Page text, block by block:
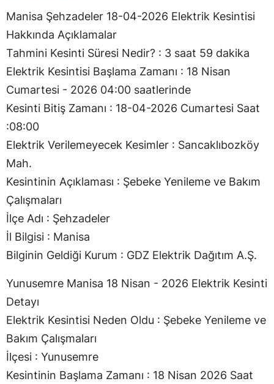
Manisa Şehzadeler 18-04-2026 Elektrik Kesintisi
Hakkında Açıklamalar
Tahmini Kesinti Süresi Nedir? : 3 saat 59 dakika
Elektrik Kesintisi Başlama Zamanı : 18 Nisan
Cumartesi - 2026 04:00 saatlerinde
Kesinti Bitiş Zamanı : 18-04-2026 Cumartesi Saat
:08:00
Elektrik Verilemeyecek Kesimler : Sancaklıbozköy
Mah.
Kesintinin Açıklaması : Şebeke Yenileme ve Bakım
Çalışmaları
İlçe Adı : Şehzadeler
İl Bilgisi : Manisa
Bilginin Geldiği Kurum : GDZ Elektrik Dağıtım A.Ş.
Yunusemre Manisa 18 Nisan - 2026 Elektrik Kesinti
Detayı
Elektrik Kesintisi Neden Oldu : Şebeke Yenileme ve
Bakım Çalışmaları
İlçesi : Yunusemre
Kesintinin Başlama Zamanı : 18 Nisan 2026 Saat